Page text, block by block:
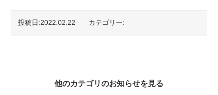
投稿日:2022.02.22 カテゴリー:
他のカテゴリのお知らせを見る